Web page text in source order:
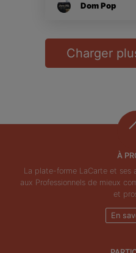
Dom Pop
Charger
À
La plate-forme LaCarte et ses
aux Professionnels de mieux
et
En